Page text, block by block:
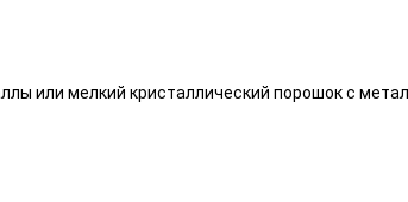
или мелкий кристаллический порошок с